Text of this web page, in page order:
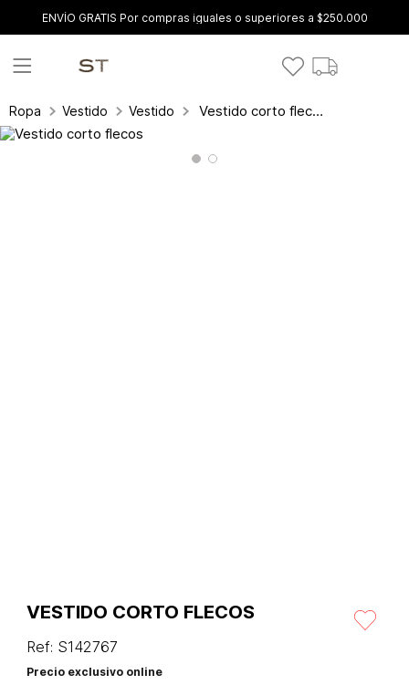
ENVÍO GRATIS Por compras iguales o superiores a $250.000
Ropa Vestidos Vestidos Cortos Vestido corto flecos
VESTIDO CORTO FLECOS
Ref: S142767
Precio exclusivo online